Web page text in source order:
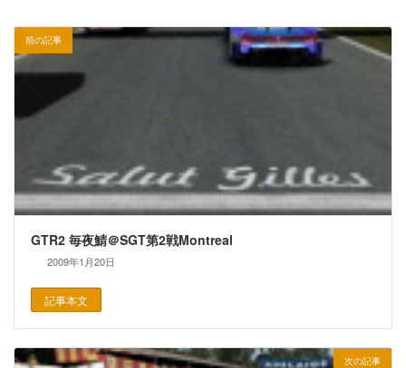
前の記事
GTR2 毎夜鯖＠SGT第2戦Montreal
2009年1月20日
記事本文
次の記事